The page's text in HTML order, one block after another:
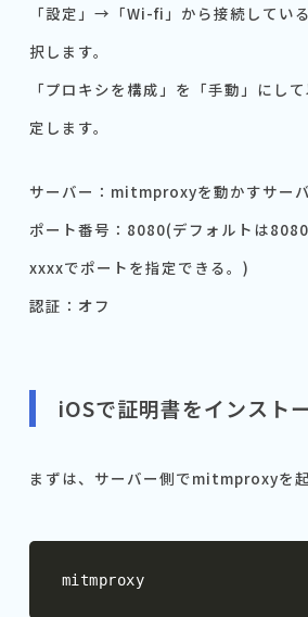
「設定」→「Wi-fi」から接続してい
択します。
「プロキシを構成」を「手動」にし
定します。
サーバー：mitmproxyを動かすサー
ポート番号：8080(デフォルトは
xxxxでポートを指定できる。)
認証：オフ
iOSで証明書をインスト
まずは、サーバー側でmitmproxyを起
mitmproxy